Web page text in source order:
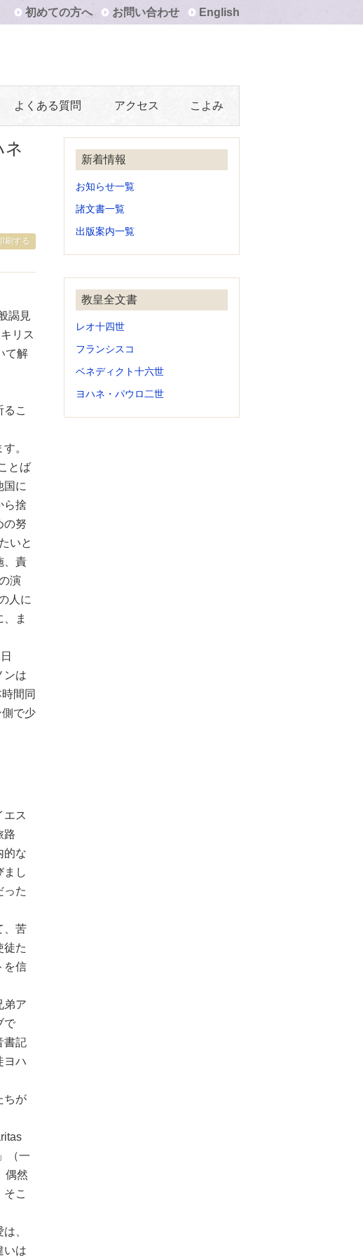
初めての方へ お問い合わせ English
よくある質問 アクセス こよみ
ネ
刷する
謁見
リス
て解
こ
。
とば
国に
ら捨
の努
いと
、責
演
人に
ま
ンは
間同
で少
エス
路
的な
まし
った
、苦
徒た
を信
弟ア
で
書記
ヨハ
ちが
（一
偶然
こ
、
いは
新着情報
お知らせ一覧
諸文書一覧
出版案内一覧
教皇全文書
レオ十四世
フランシスコ
ベネディクト十六世
ヨハネ・パウロ二世